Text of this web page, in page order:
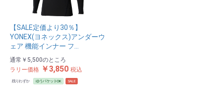
お買い物を続ける
【SALE定価より30％】
YONEX(ヨネックス)アンダーウ
ェア 機能インナー フ…
通常 ￥5,500のところ
ラリー価格 ￥3,850 税込
残りわずか ゆうパケットOK SALE